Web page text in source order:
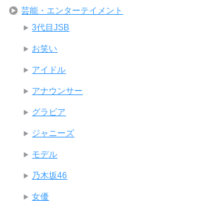
芸能・エンターテイメント
3代目JSB
お笑い
アイドル
アナウンサー
グラビア
ジャニーズ
モデル
乃木坂46
女優